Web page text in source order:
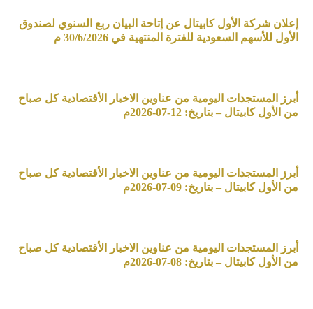
إعلان شركة الأول كابيتال عن إتاحة البيان ربع السنوي لصندوق
الأول للأسهم السعودية للفترة المنتهية في 30/6/2026 م
أبرز المستجدات اليومية من عناوين الاخبار الأقتصادية كل صباح
من الأول كابيتال – بتاريخ: 12-07-2026م
أبرز المستجدات اليومية من عناوين الاخبار الأقتصادية كل صباح
من الأول كابيتال – بتاريخ: 09-07-2026م
أبرز المستجدات اليومية من عناوين الاخبار الأقتصادية كل صباح
من الأول كابيتال – بتاريخ: 08-07-2026م